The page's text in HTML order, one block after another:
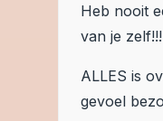
Heb nooit
van je
ALLES is
gevoel